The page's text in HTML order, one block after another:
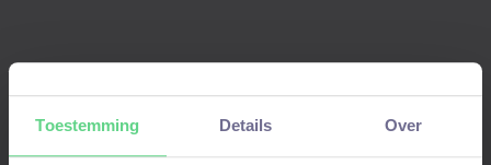
Toestemming Details Over